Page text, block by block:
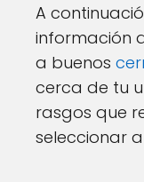
A
información
a buenos
cerca de tu
rasgos que
seleccionar